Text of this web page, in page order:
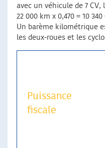
avec un véhicule de 7 CV,
22 000 km x 0,470 = 10 340
Un barème kilométrique
les deux-roues et les
Puissance
fiscale